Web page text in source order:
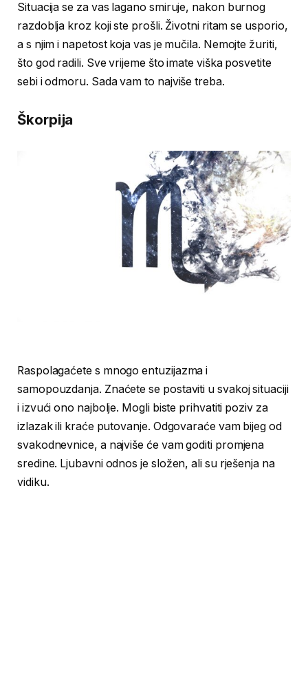
Situacija se za vas lagano smiruje, nakon burnog
razdoblja kroz koji ste prošli. Životni ritam se usporio,
a s njim i napetost koja vas je mučila. Nemojte žuriti,
što god radili. Sve vrijeme što imate viška posvetite
sebi i odmoru. Sada vam to najviše treba.
Škorpija
Raspolagaćete s mnogo entuzijazma i
samopouzdanja. Znaćete se postaviti u svakoj situaciji
i izvući ono najbolje. Mogli biste prihvatiti poziv za
izlazak ili kraće putovanje. Odgovaraće vam bijeg od
svakodnevnice, a najviše će vam goditi promjena
sredine. Ljubavni odnos je složen, ali su rješenja na
vidiku.